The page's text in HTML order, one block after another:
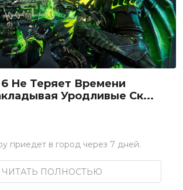
Не Теряет Времени
Уродливые Ск...
приедет в город через 7 дней.
ЧИТАТЬ ПОЛНОСТЬЮ